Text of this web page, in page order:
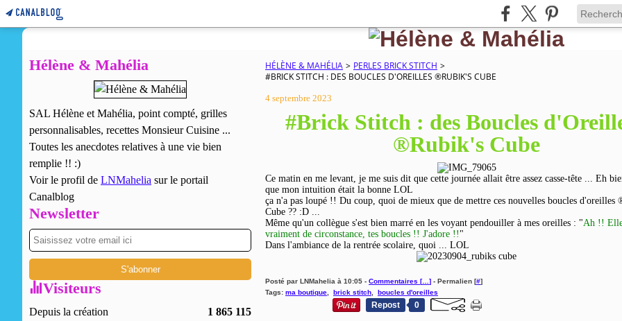
Hélène & Mahélia
SAL Hélène et Mahélia, point compté, grilles
personnalisables, recettes Monsieur Cuisine ...
Toutes les anecdotes relatives à une vie bien
remplie !! :)
Voir le profil de LNMahelia sur le portail
Canalblog
Newsletter
Visiteurs
Depuis la création 1 865 115
HÉLÈNE & MAHÉLIA > PERLES BRICK STITCH >
#BRICK STITCH : DES BOUCLES D'OREILLES ­®RUBIK'S CUBE
4 septembre 2023
#Brick Stitch : des Boucles
®Rubik's Cube
Ce matin en me levant, je me suis dit que cette journée allait être assez casse-tête ... Eh
que mon intuition était la bonne LOL
ça n'a pas loupé !! Du coup, quoi de mieux que de mettre ces nouvelles boucles d'oreilles
Cube ?? :D ...
Même qu'un collègue s'est bien marré en les voyant pendouiller à mes oreilles : "Ah !!
vraiment de circonstance, tes boucles !! J'adore !! "
Dans l'ambiance de la rentrée scolaire, quoi ... LOL
Posté par LNMahelia à 10:05 - Commentaires [… ] - Permalien [#]
Tags: ma boutique brick stitch boucles d'oreilles
Repost 0